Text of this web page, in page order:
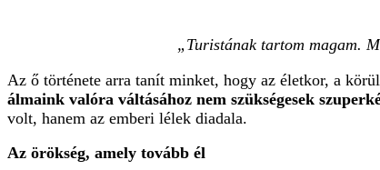
„Turistának tartom magam.
Az ő története arra tanít minket, hogy az életkor, a
álmaink valóra váltásához nem szükségesek
volt, hanem az emberi lélek diadala.
Az örökség, amely tovább él